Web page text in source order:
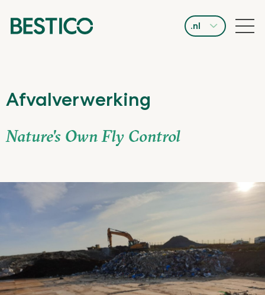
.nl
Afvalverwerking
Nature's Own Fly Control